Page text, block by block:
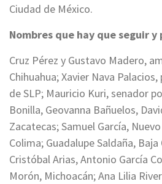
Ciudad de México.
Nombres que hay que seguir y
Cruz Pérez y Gustavo Madero,
Chihuahua; Xavier Nava
de SLP; Mauricio Kuri, senador
Bonilla, Geovanna Bañuelos,
Zacatecas; Samuel García,
Colima; Guadalupe Saldaña,
Cristóbal Arias, Antonio García
Morón, Michoacán; Ana Lilia